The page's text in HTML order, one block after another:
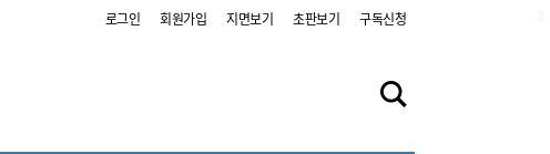
로그인 회원가입 지면보기 초판보기 구독신청